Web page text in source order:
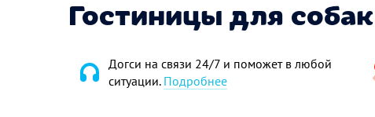
Гостиницы для
Догси на связи 24/7 и поможет в любой
ситуации. Подробнее